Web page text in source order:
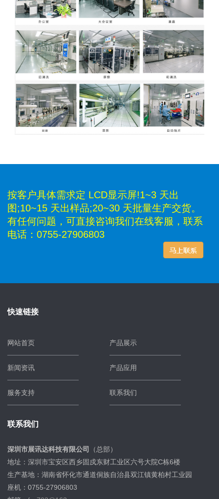
按客户具体需求定 LCD显示屏!1~3 天出
图;10~15 天出样品;20~30 天批量生产交货。
有任何问题，可直接咨询我们在线客服，联系
电话：0755-27906803
快速链接
网站首页 产品展示
新闻资讯 产品应用
服务支持 联系我们
联系我们
深圳市展讯达科技有限公司
（总部）
地址：深圳市宝安区西乡固戍东财工业区六号大院C栋6楼
生产基地：湖南省怀化市通道侗族自治县双江镇黄柏村工业园
座机：0755-27906803